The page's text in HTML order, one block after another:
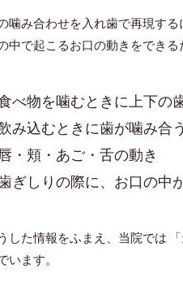
噛み合わせを入れ歯で再現す
中で起こるお口の動きをでき
べ物を噛むときに上下の
み込むときに歯が噛み合
唇・頬・あご・舌の動き
ぎしりの際に、お口の中
した情報をふまえ、当院では
います。